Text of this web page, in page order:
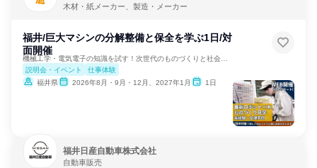
木材・紙メーカー、製造・メーカー
福井/巨大マシンの分解整備と保全を学ぶ1日/対
面開催
説明会・イベント
仕事体験
福井県
2026年8月・9月・12月、2027年1月 1日
福井日産自動車株式会社
自動車販売